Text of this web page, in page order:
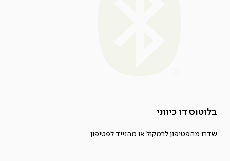
בלוטוס דו כיווני
שדרו מהפטיפון לרמקול או מהנייד לפטיפון